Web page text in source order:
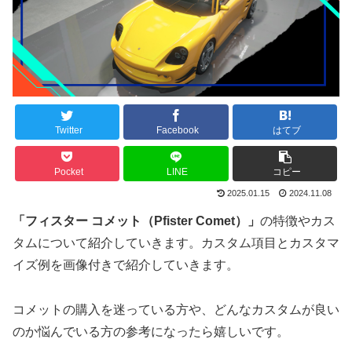
Twitter Facebook はてブ
Pocket LINE コピー
2025.01.15 2024.11.08
「フィスター コメット（Pfister Comet）」 の特徴やカス
タムについて紹介していきます。カスタム項目とカスタマ
イズ例を画像付きで紹介していきます。
コメットの購入を迷っている方や、どんなカスタムが良い
のか悩んでいる方の参考になったら嬉しいです。